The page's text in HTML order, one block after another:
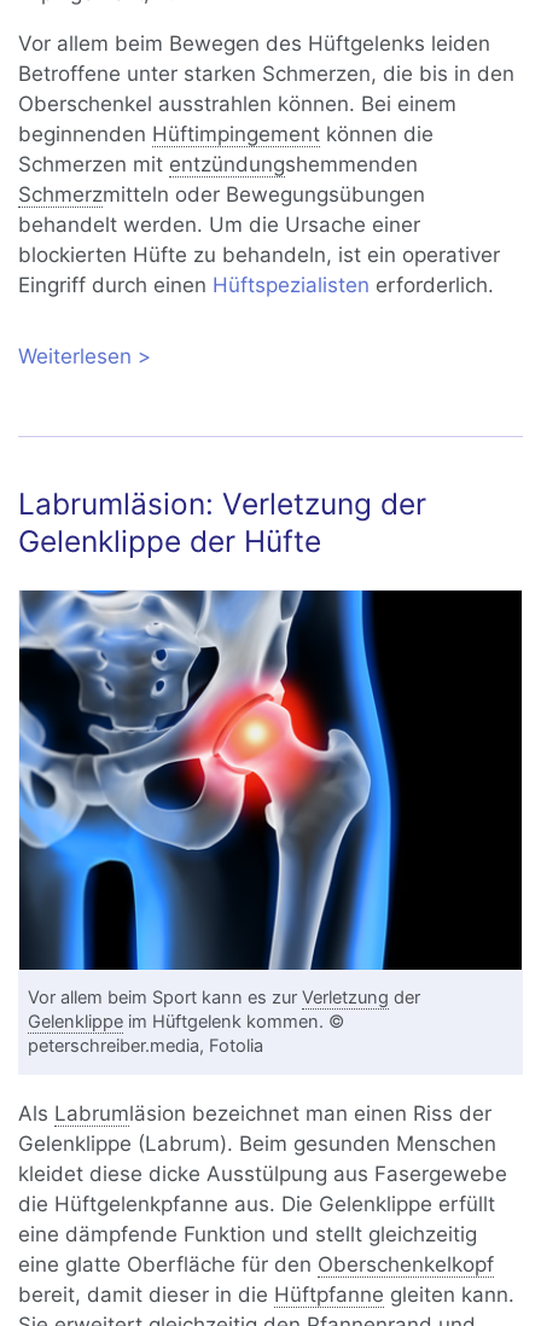
Vor allem beim Bewegen des Hüftgelenks leiden
Betroffene unter starken Schmerzen, die bis in den
Oberschenkel ausstrahlen können. Bei einem
beginnenden Hüftimpingement können die
Schmerzen mit entzündungshemmenden
Schmerzmitteln oder Bewegungsübungen
behandelt werden. Um die Ursache einer
blockierten Hüfte zu behandeln, ist ein operativer
Eingriff durch einen Hüftspezialisten erforderlich.
Weiterlesen über Impingement-Syndrom der Hüfte:
Labrumläsion: Verletzung der
Gelenklippe der Hüfte
Vor allem beim Sport kann es zurVerletzung der
Gelenklippe im Hüftgelenk kommen. ©
peterschreiber.media, Fotolia
Als Labrumläsion bezeichnet man einen Riss der
Gelenklippe (Labrum). Beim gesunden Menschen
kleidet diese dicke Ausstülpung aus Fasergewebe
die Hüftgelenkpfanne aus. Die Gelenklippe erfüllt
eine dämpfende Funktion und stellt gleichzeitig
eine glatte Oberfläche für den Oberschenkelkopf
bereit, damit dieser in die Hüftpfanne gleiten kann.